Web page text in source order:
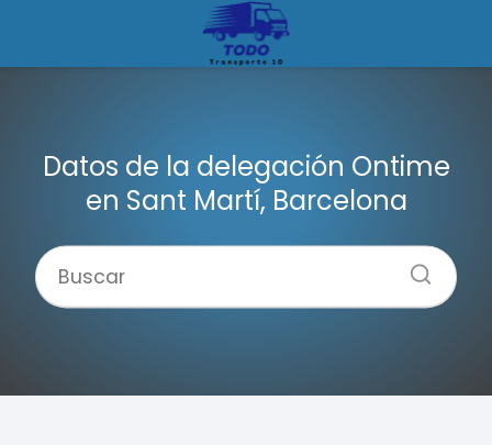
Datos de la delegación Ontime
en Sant Martí, Barcelona